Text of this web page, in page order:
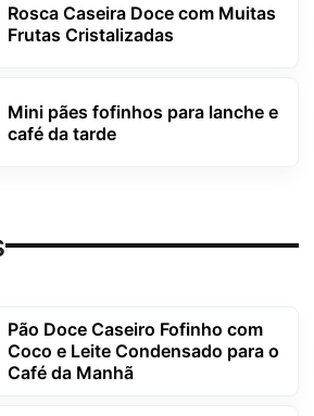
Rosca Caseira Doce com Muitas
Frutas Cristalizadas
Mini pães fofinhos para lanche e
café da tarde
Pão Doce Caseiro Fofinho com
Coco e Leite Condensado para o
Café da Manhã